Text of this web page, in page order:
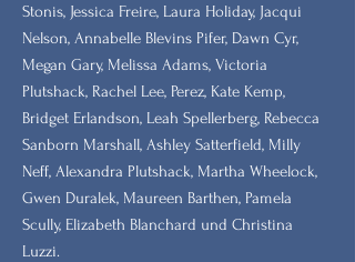
Stonis, Jessica Freire, Laura Holiday, Jacqui
Nelson, Annabelle Blevins Pifer, Dawn Cyr,
Megan Gary, Melissa Adams, Victoria
Plutshack, Rachel Lee, Perez, Kate Kemp,
Bridget Erlandson, Leah Spellerberg, Rebecca
Sanborn Marshall, Ashley Satterfield, Milly
Neff, Alexandra Plutshack, Martha Wheelock,
Gwen Duralek, Maureen Barthen, Pamela
Scully, Elizabeth Blanchard und Christina
Luzzi.